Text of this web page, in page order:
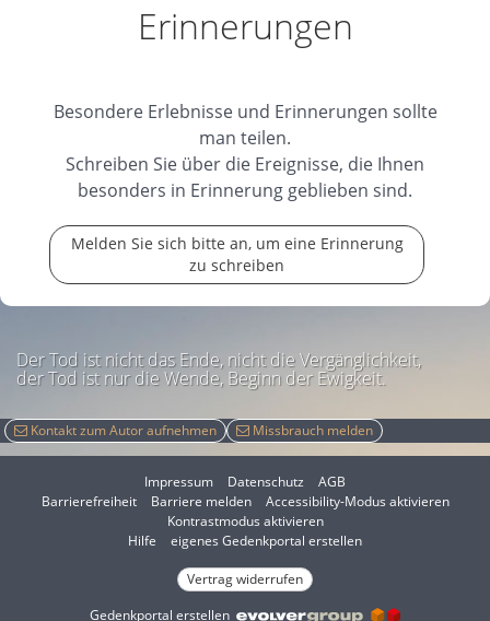
Erinnerungen
Besondere Erlebnisse und Erinnerungen sollte
man teilen.
Schreiben Sie über die Ereignisse, die Ihnen
besonders in Erinnerung geblieben sind.
Melden Sie sich bitte an, um eine Erinnerung
zu schreiben
Der Tod ist nicht das Ende, nicht die Vergänglichkeit,
der Tod ist nur die Wende, Beginn der Ewigkeit.
Kontakt zum Autor aufnehmen Missbrauch melden
Impressum Datenschutz
AGB
Barrierefreiheit
Barriere melden
I
m
A
c
Accessibility-Modus aktivieren
I
m
Kontrastmodus aktivieren
Hilfe
eigenes Gedenkportal erstellen
Vertrag widerrufen
Gedenkportal erstellen